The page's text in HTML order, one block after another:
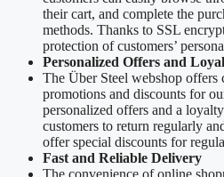
their cart, and complete the
methods. Thanks to SSL
protection of customers’
Personalized Offers and
The Über Steel webshop offers
promotions and discounts for
personalized offers and a
customers to return regularly
offer special discounts for
Fast and Reliable Delivery